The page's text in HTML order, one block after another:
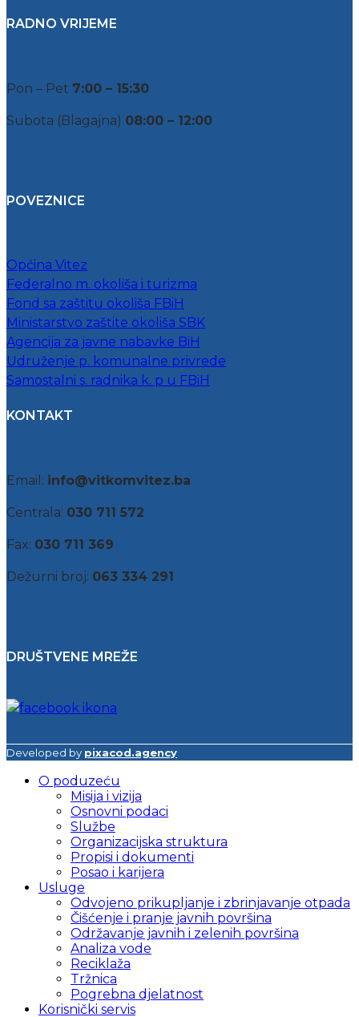
RADNO VRIJEME
Pon – Pet 7:00 – 15:30
Subota (Blagajna) 08:00 – 12:00
POVEZNICE
Općina Vitez
Federalno m. okoliša i turizma
Fond sa zaštitu okoliša FBiH
Ministarstvo zaštite okoliša SBK
Agencija za javne nabavke BiH
Udruženje p. komunalne privrede
Samostalni s. radnika k. p u FBiH
KONTAKT
Email: info@vitkomvitez.ba
Centrala: 030 711 572
Fax: 030 711 369
Dežurni broj: 063 334 291
DRUŠTVENE MREŽE
Developed by pixacod.agency
O poduzeću
Misija i vizija
Osnovni podaci
Službe
Organizacijska struktura
Propisi i dokumenti
Posao i karijera
Usluge
Odvojeno prikupljanje i zbrinjavanje otpada
Čišćenje i pranje javnih površina
Održavanje javnih i zelenih površina
Analiza vode
Reciklaža
Tržnica
Pogrebna djelatnost
Korisnički servis